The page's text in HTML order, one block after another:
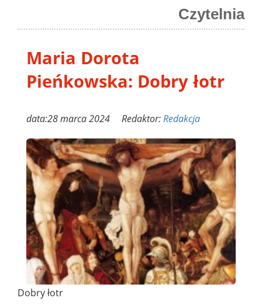
Czytelnia
Maria Dorota
Pieńkowska: Dobry łotr
data:28 marca 2024 Redaktor:Redakcja
Dobry łotr